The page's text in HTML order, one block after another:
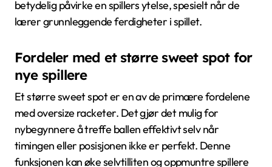
betydelig påvirke en spillers ytelse, spesielt når de
lærer grunnleggende ferdigheter i spillet.
Fordeler med et større sweet spot for
nye spillere
Et større sweet spot er en av de primære fordelene
med oversize racketer. Det gjør det mulig for
nybegynnere å treffe ballen effektivt selv når
timingen eller posisjonen ikke er perfekt. Denne
funksjonen kan øke selvtilliten og oppmuntre spillere